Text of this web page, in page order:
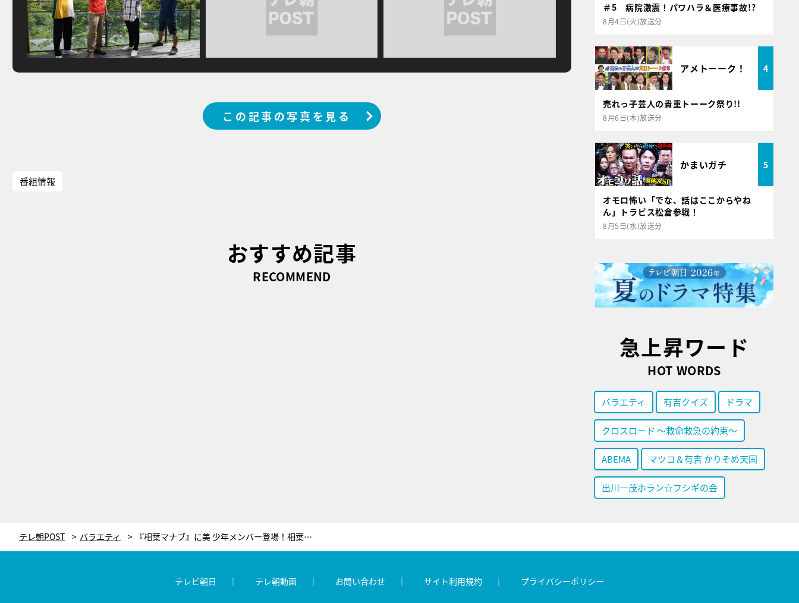
この記事の写真を見る
番組情報
おすすめ記事
RECOMMEND
＃5 病院激震！パワハラ＆医療事故!?
8月4日(火)放送分
アメトーーク！ 4
売れっ子芸人の貴重トーーク祭り!!
8月6日(木)放送分
かまいガチ 5
オモロ怖い「でな、話はここからやね
ん」トラビス松倉参戦！
8月5日(水)放送分
急上昇ワード
HOT WORDS
バラエティ 有吉クイズ ドラマ
クロスロード ～救命救急の約束～
ABEMA マツコ＆有吉 かりそめ天国
出川一茂ホラン☆フシギの会
テレ朝POST バラエティ 『相葉マナブ』に美 少年メンバー登場！相葉雅紀、思いがけず後輩に“感動的アドバイス”
テレビ朝日 テレ朝動画 お問い合わせ サイト利用規約 プライバシーポリシー